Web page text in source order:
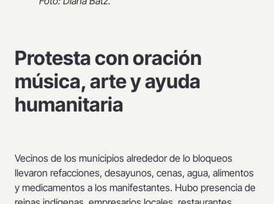
Protesta con oración
música, arte y ayuda
humanitaria
Vecinos de los municipios alrededor de lo bloqueos
llevaron refacciones, desayunos, cenas, agua, alimentos
y medicamentos a los manifestantes. Hubo presencia de